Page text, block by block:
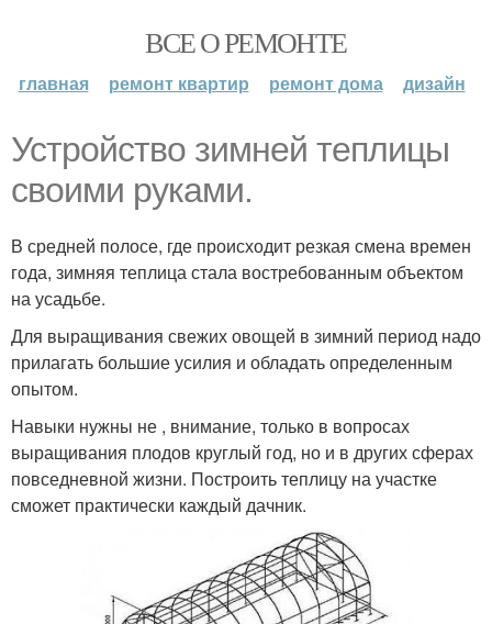
ВСЕ О РЕМОНТЕ
главная ремонт квартир ремонт дома дизайн
Устройство зимней теплицы
своими руками.
В средней полосе, где происходит резкая смена времен
года, зимняя теплица стала востребованным объектом
на усадьбе.
Для выращивания свежих овощей в зимний период надо
прилагать большие усилия и обладать определенным
опытом.
Навыки нужны не , внимание, только в вопросах
выращивания плодов круглый год, но и в других сферах
повседневной жизни. Построить теплицу на участке
сможет практически каждый дачник.